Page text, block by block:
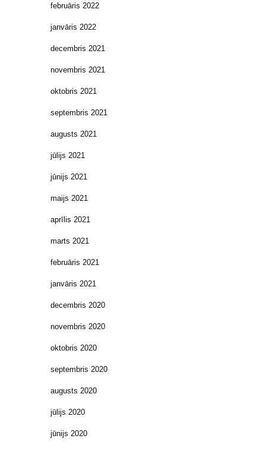
februāris 2022
janvāris 2022
decembris 2021
novembris 2021
oktobris 2021
septembris 2021
augusts 2021
jūlijs 2021
jūnijs 2021
maijs 2021
aprīlis 2021
marts 2021
februāris 2021
janvāris 2021
decembris 2020
novembris 2020
oktobris 2020
septembris 2020
augusts 2020
jūlijs 2020
jūnijs 2020